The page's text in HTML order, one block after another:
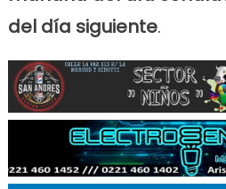
del día siguiente.